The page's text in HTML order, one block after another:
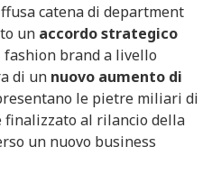
catena di department
un accordo strategico
brand a livello
di un nuovo aumento di
le pietre miliari di
al rilancio della
un nuovo business